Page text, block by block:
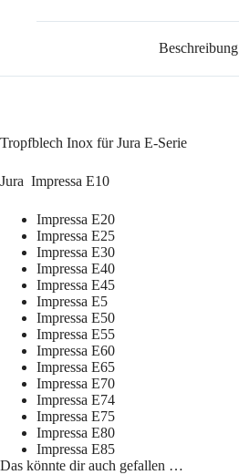
Beschreibung
Tropfblech Inox für Jura E-Serie
Jura Impressa E10
Impressa E20
Impressa E25
Impressa E30
Impressa E40
Impressa E45
Impressa E5
Impressa E50
Impressa E55
Impressa E60
Impressa E65
Impressa E70
Impressa E74
Impressa E75
Impressa E80
Impressa E85
Das könnte dir auch gefallen …